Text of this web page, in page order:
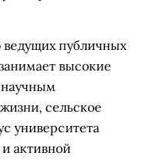
ведущих публичных
высокие
научным
сельское
университета
активной